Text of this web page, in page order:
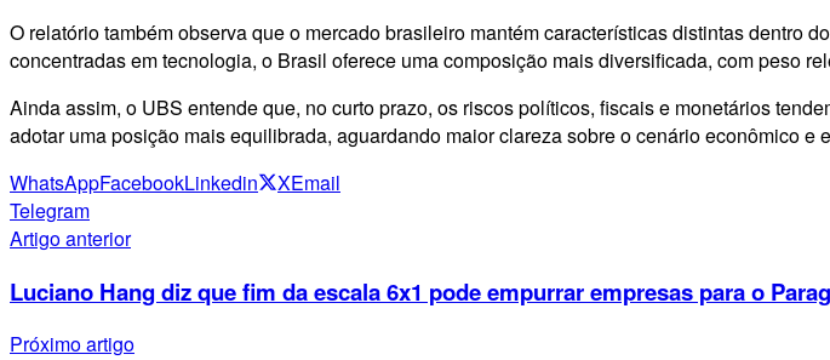
O relatório também observa que o mercado brasileiro mantém características distintas dentro
concentradas em tecnologia, o Brasil oferece uma composição mais diversificada, com peso
Ainda assim, o UBS entende que, no curto prazo, os riscos políticos, fiscais e monetários
adotar uma posição mais equilibrada, aguardando maior clareza sobre o cenário econômico
WhatsAppFacebookLinkedin XEmail
Telegram
Artigo anterior
Luciano Hang diz que fim da escala 6x1 pode empurrar empresas para o
Próximo artigo